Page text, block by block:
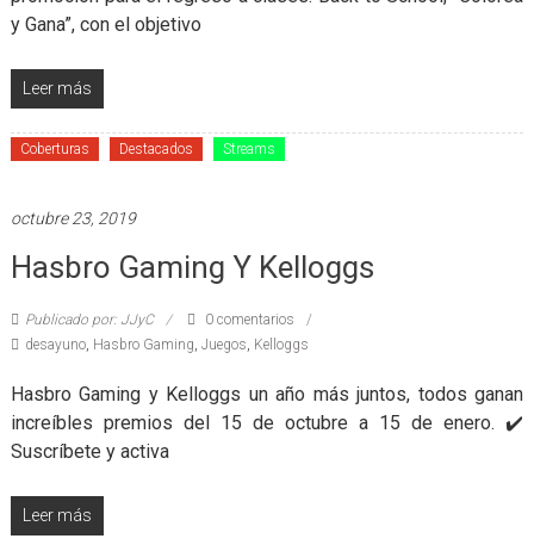
y Gana”, con el objetivo
Leer más
Coberturas Destacados Streams
octubre 23, 2019
Hasbro Gaming Y Kelloggs
Publicado por: JJyC
0 comentarios
desayuno, Hasbro Gaming Juegos Kelloggs
Hasbro Gaming y Kelloggs un año más juntos, todos ganan
increíbles premios del 15 de octubre a 15 de enero. ✔️
Suscríbete y activa
Leer más